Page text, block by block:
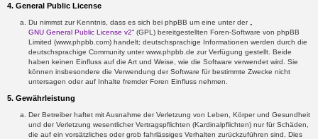
4. General Public License
Du nimmst zur Kenntnis, dass es sich bei phpBB um eine unter der „
GNU General Public License v2“ (GPL) bereitgestellten Foren-Software von phpBB
Limited (www.phpbb.com) handelt; deutschsprachige Informationen werden durch die
deutschsprachige Community unter www.phpbb.de zur Verfügung gestellt. Beide
haben keinen Einfluss auf die Art und Weise, wie die Software verwendet wird. Sie
können insbesondere die Verwendung der Software für bestimmte Zwecke nicht
untersagen oder auf Inhalte fremder Foren Einfluss nehmen.
5. Gewährleistung
Der Betreiber haftet mit Ausnahme der Verletzung von Leben, Körper und Gesundheit
und der Verletzung wesentlicher Vertragspflichten (Kardinalpflichten) nur für Schäden,
die auf ein vorsätzliches oder grob fahrlässiges Verhalten zurückzuführen sind. Dies